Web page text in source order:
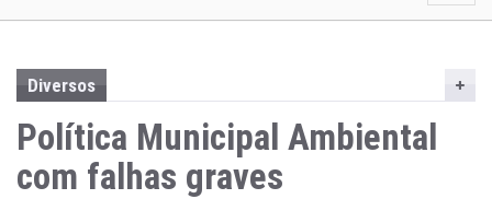
Diversos
Política Municipal Ambiental
com falhas graves